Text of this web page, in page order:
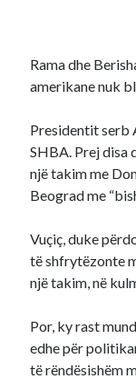
Rama dhe
amerikane nuk
Presidentit serb
SHBA. Prej disa
një takim me
Beograd me
Vuçiç, duke
të shfrytëzonte
një takim, në
Por, ky rast
edhe për
të rëndësishëm